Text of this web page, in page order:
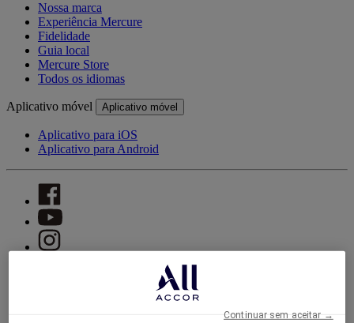
Nossa marca
Experiência Mercure
Fidelidade
Guia local
Mercure Store
Todos os idiomas
Aplicativo móvel Aplicativo móvel
Aplicativo para iOS
Aplicativo para Android
Continuar sem aceitar →